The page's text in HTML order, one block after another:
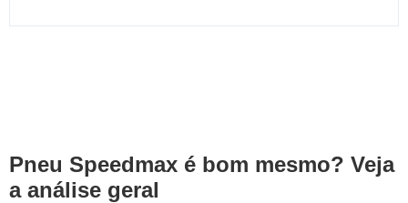
Pneu Speedmax é bom mesmo? Veja
a análise geral